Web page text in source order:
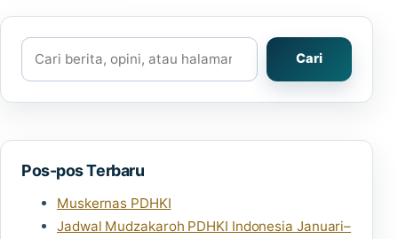
Cari
Cari
Pos-pos Terbaru
Muskernas PDHKI
Jadwal Mudzakaroh PDHKI Indonesia Januari–